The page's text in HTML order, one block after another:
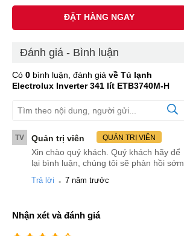
ĐẶT HÀNG NGAY
Đánh giá - Bình luận
Có 0 bình luận, đánh giá về Tủ lạnh
Electrolux Inverter 341 lít ETB3740M-H
TV Quản trị viên QUẢN TRỊ VIÊN
Xin chào quý khách. Quý khách hãy để
lại bình luận, chúng tôi sẽ phản hồi sớm
Trả lời . 7 năm trước
Nhận xét và đánh giá